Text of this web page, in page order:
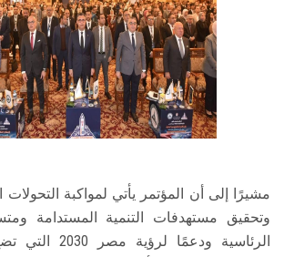
مشيرًا إلى أن المؤتمر يأتي لمواكبة التحولات
وتحقيق مستهدفات التنمية المستدامة
الرئاسية ودعمًا لرؤية مصر 2030 التي تضع